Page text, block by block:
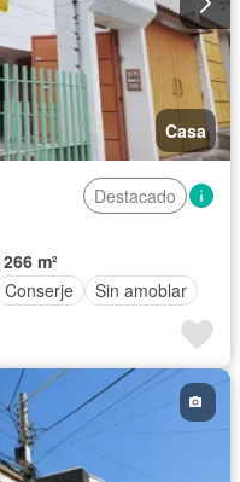
Casa
Destacado
266 m²
Conserje Sin amoblar